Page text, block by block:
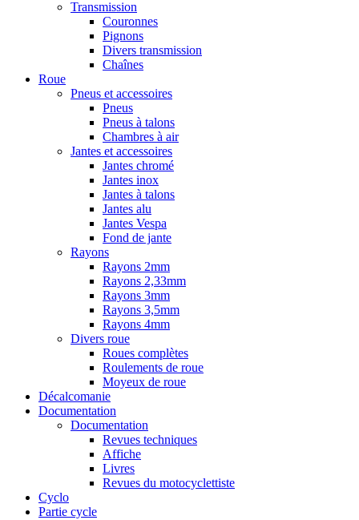
Transmission
Couronnes
Pignons
Divers transmission
Chaînes
Roue
Pneus et accessoires
Pneus
Pneus à talons
Chambres à air
Jantes et accessoires
Jantes chromé
Jantes inox
Jantes à talons
Jantes alu
Jantes Vespa
Fond de jante
Rayons
Rayons 2mm
Rayons 2,33mm
Rayons 3mm
Rayons 3,5mm
Rayons 4mm
Divers roue
Roues complètes
Roulements de roue
Moyeux de roue
Décalcomanie
Documentation
Documentation
Revues techniques
Affiche
Livres
Revues du motocyclettiste
Cyclo
Partie cycle